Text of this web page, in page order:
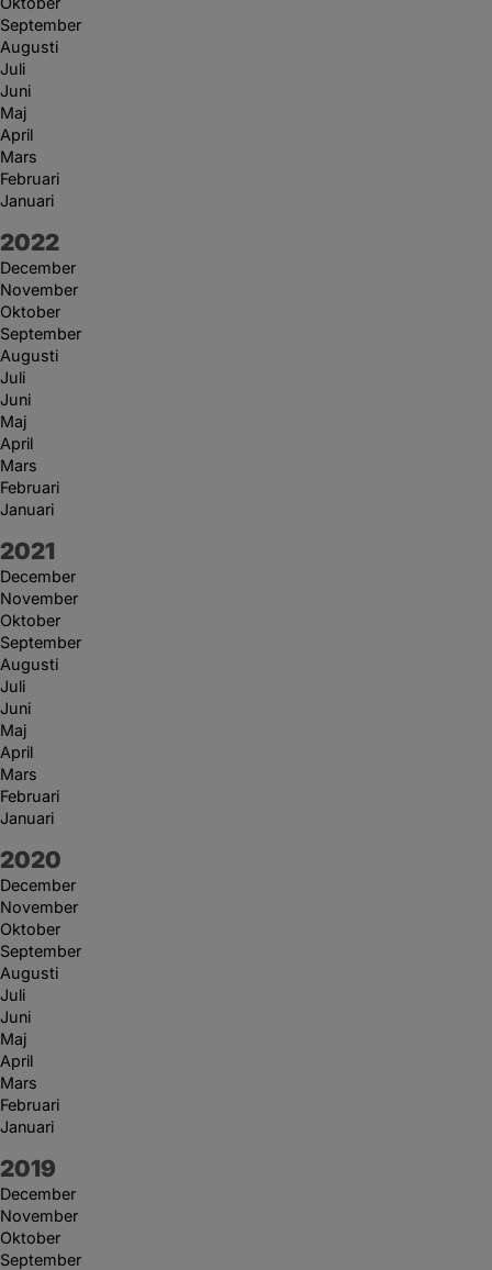
September
Augusti
Juli
Juni
Maj
April
Mars
Februari
Januari
År:
2022
December
November
Oktober
September
Augusti
Juli
Juni
Maj
April
Mars
Februari
Januari
År:
2021
December
November
Oktober
September
Augusti
Juli
Juni
Maj
April
Mars
Februari
Januari
År:
2020
December
November
Oktober
September
Augusti
Juli
Juni
Maj
April
Mars
Februari
Januari
År:
2019
December
November
Oktober
September